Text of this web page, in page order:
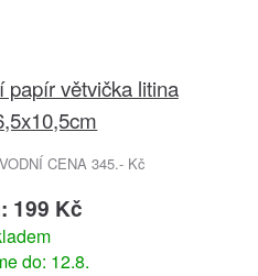
papír větvička litina
CENA 345.- Kč
199 Kč
do: 12.8.